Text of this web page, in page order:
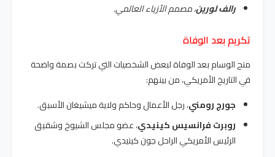
رالف لورين، مصمم الأزياء العالمي.
تكريم بعد الوفاة
منح الوسام بعد الوفاة لبعض الشخصيات التي تركت بصمة واضحة
في التاريخ الأمريكي، من بينهم:
جورج رومني، رجل الأعمال وحاكم ولاية ميشيغان الأسبق.
روبرت فرانسيس كينيدي، عضو مجلس الشيوخ وشقيق
الرئيس الأمريكي الراحل جون كينيدي.